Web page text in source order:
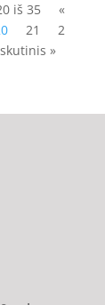
iš 35
«
21
2
»